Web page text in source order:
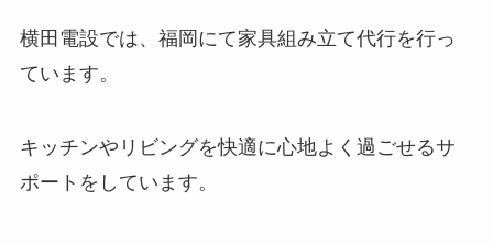
横田電設では、福岡にて家具組み立て代行を行っ
ています。
キッチンやリビングを快適に心地よく過ごせるサ
ポートをしています。